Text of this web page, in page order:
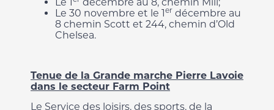
Le 30 novembre et le 1er décembre au
8 chemin Scott et 244, chemin d’Old
Chelsea.
Tenue de la Grande marche Pierre Lavoie
dans le secteur Farm Point
Le Service des loisirs, des sports, de la